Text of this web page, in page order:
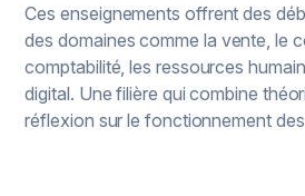
Ces enseignements offrent des
des domaines comme la vente, le
comptabilité, les ressources
digital. Une filière qui combine
réflexion sur le fonctionnement